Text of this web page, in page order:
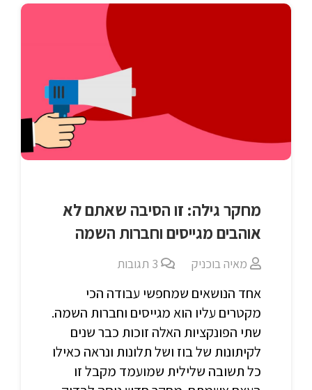
מחקר גילה: זו הסיבה שאתם לא
אוהבים מגייסים וחברות השמה
מאיה בוכניק 3 תגובות
אחד הנושאים שמחפשי עבודה הכי
מקטרים עליו הוא מגייסים וחברות השמה.
שתי הפונקציות האלה זוכות כבר שנים
לקיתונות של בוז ושל תלונות ונראה כאילו
כל תשובה שלילית שמועמד מקבל זו